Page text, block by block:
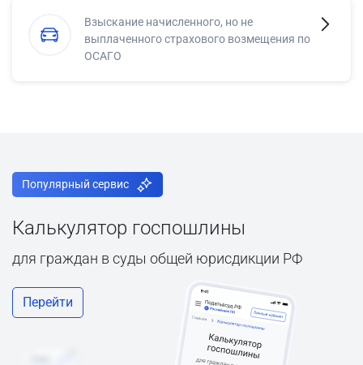
Взыскание начисленного, но не
выплаченного страхового возмещения по
ОСАГО
Популярный сервис
Калькулятор госпошлины
для граждан в суды общей юрисдикции РФ
Перейти